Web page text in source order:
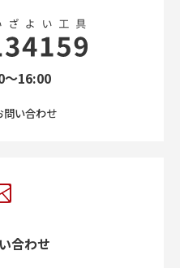
〜16:00
い合わせ
合わせ